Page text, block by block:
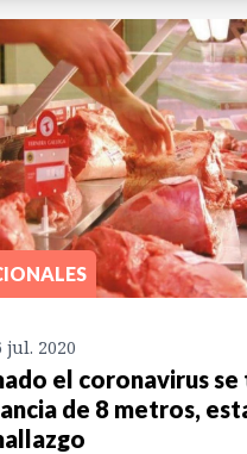
jul. 2020
el coronavirus
de 8 metros,